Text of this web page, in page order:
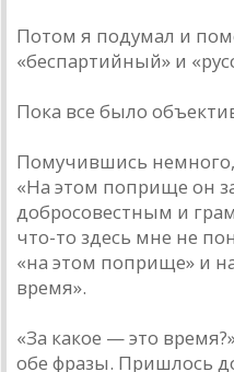
Потом я подумал и
«беспартийный» и
Пока все было
Помучившись немного,
«На этом поприще он
добросовестным и
что-то здесь мне не
«на этом поприще» и
время».
«За какое — это
обе фразы. Пришлось